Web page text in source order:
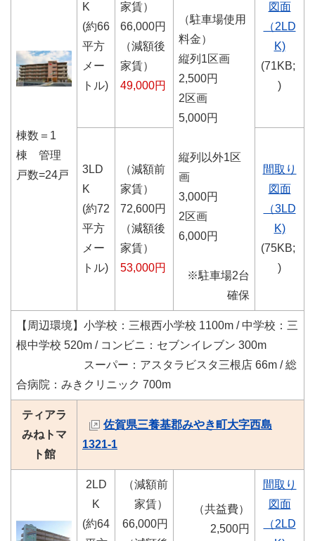
棟数＝1
棟 管理
戸数=24戸
K
(約66
平方
メー
トル)
家賃）
66,000円
（減額後
家賃）
49,000円
（駐車場使用
料金）
縦列1区画
2,500円
2区画
5,000円
縦列以外1区
画
3,000円
2区画
6,000円
※駐車場2台
確保
図面
（2LD
K)
(71KB;
)
3LD
K
(約72
平方
メー
トル)
（減額前
家賃）
72,600円
（減額後
家賃）
53,000円
間取り
図面
（3LD
K)
(75KB;
)
【周辺環境】 小学校：三根西小学校 1100m / 中学校：三
根中学校 520m / コンビニ：セブンイレブン 300m
スーパー：アスタラビスタ三根店 66m / 総
合病院：みきクリニック 700m
ティアラ
みねトマ
ト館
佐賀県三養基郡みやき町大字西島
1321-1
2LD
K
(約64
（減額前
家賃）
66,000円
（共益費）
2,500円
間取り
図面
（2LD